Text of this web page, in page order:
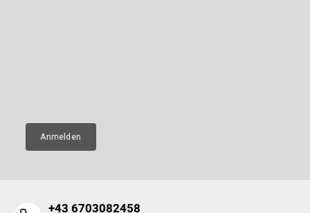
Anmelden
+43 6703082458